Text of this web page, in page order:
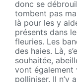
donc se
tombent pas
là pour les y
présents dans
fleuries. Les
des haies. Là,
souhaitée,
vont également
polliniser. Il n’y